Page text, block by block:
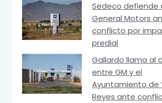
Sedeco defiende
General Motors
conflicto por
predial
Gallardo llama al
entre GM y el
Ayuntamiento de
Reyes ante